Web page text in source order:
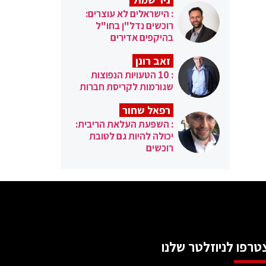
: הישראלים לא עוצרים:
רוכשים נדל"ן בחו"ל
בהיקפים אדירים
זאב רונן
: 10 הטעויות הנפוצות
שגורמות לקריסת חברות
רפאל שחור
: השפעת העלאת הריבית:
יכולה להיות גם לטובת
רוכשים
לניוזלטר שלנו